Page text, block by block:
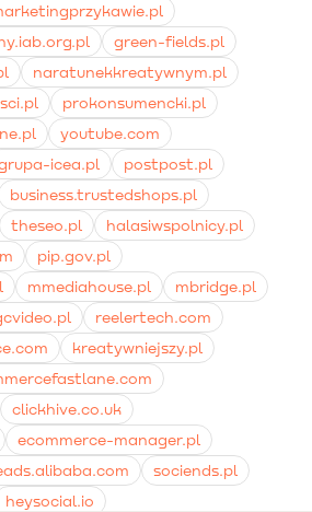
green-fields.pl
naratunekkreatywnym.pl
prokonsumencki.pl
youtube.com
icea.pl
postpost.pl
business.trustedshops.pl
theseo.pl
halasiwspolnicy.pl
pip.gov.pl
mmediahouse.pl
mbridge.pl
reelertech.com
kreatywniejszy.pl
clickhive.co.uk
ecommerce-manager.pl
sociends.pl
heysocial.io